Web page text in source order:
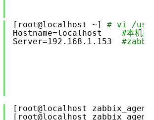
[root@localhost ~]
# vi /usr/
Hostname=localhost
#本机主
Server=192.168.1.153
[root@localhost
[root@localhost